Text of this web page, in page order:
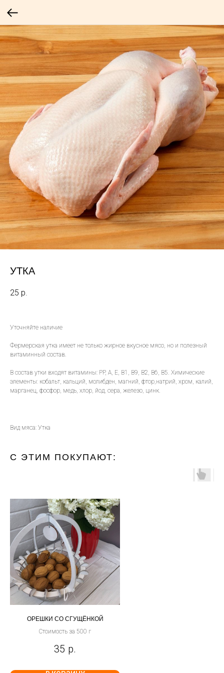
УТКА
25 р.
Уточняйте наличие
Фермерская утка имеет не только жирное вкусное мясо, но и полезный
витаминный состав.
В состав утки входят витамины: PP, A, E, B1, B9, B2, B6, B5. Химические
элементы: кобальт, кальций, молибден, магний, фтор,натрий, хром, калий,
марганец, фосфор, медь, хлор, йод, сера, железо, цинк.
Вид мяса: Утка
С ЭТИМ ПОКУПАЮТ:
ОРЕШКИ СО СГУЩЁНКОЙ
Стоимость за 500 г
35 р.